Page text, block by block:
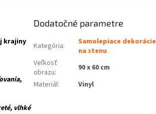
krajiny
vlhké
Dodatočné parametre
Kategória:
Samolepiace dekorácie
na stenu
Veľkosť
obrazu:
90 x 60 cm
Materiál: Vinyl